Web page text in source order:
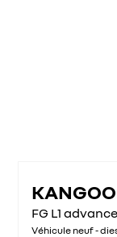
FG L1
Véhicule neuf -